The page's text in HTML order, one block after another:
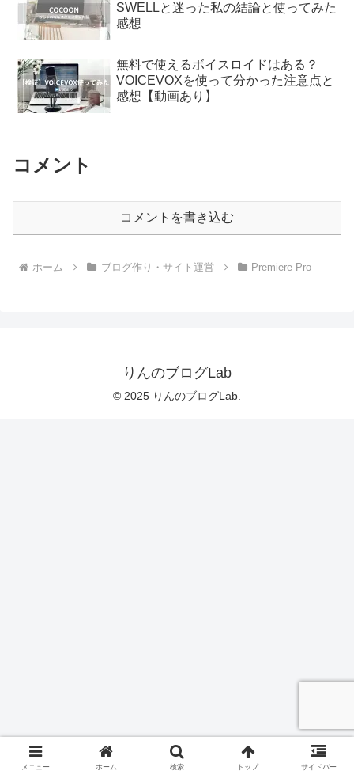
SWELLと迷った私の結論と使ってみた
感想
無料で使えるボイスロイドはある？
VOICEVOXを使って分かった注意点と
感想【動画あり】
コメント
コメントを書き込む
ホーム ブログ作り・サイト運営 Premiere Pro
りんのブログLab
© 2025 りんのブログLab.
メニュー ホーム 検索 トップ サイドバー